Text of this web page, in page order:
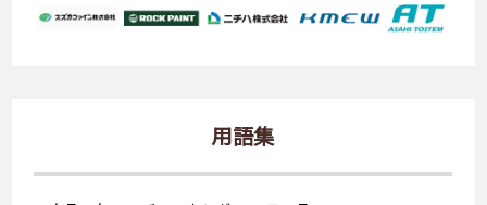
用語集